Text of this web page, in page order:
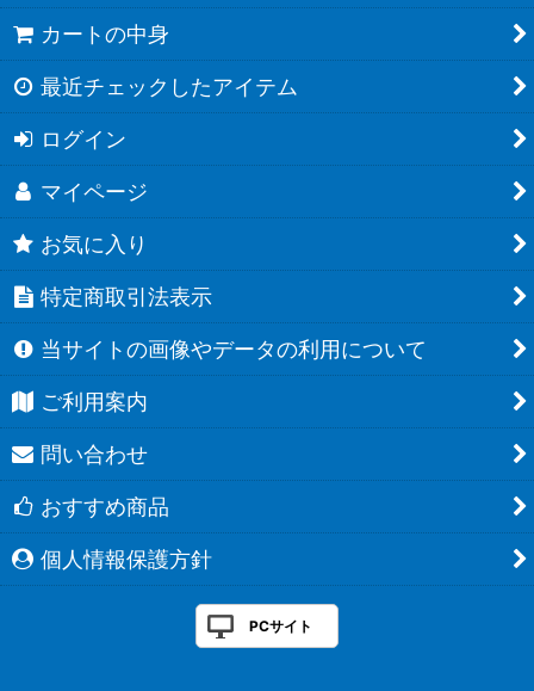
カートの中身
最近チェックしたアイテム
ログイン
マイページ
お気に入り
特定商取引法表示
当サイトの画像やデータの利用について
ご利用案内
問い合わせ
おすすめ商品
個人情報保護方針
PCサイト